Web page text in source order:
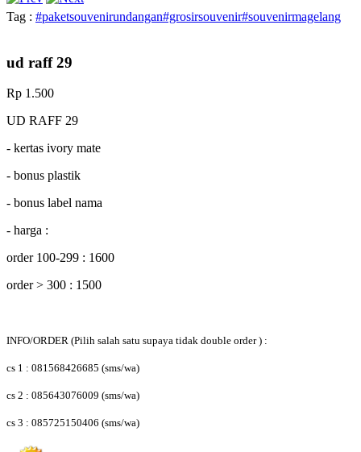
Tag : #paketsouvenirundangan#grosirsouvenir#souvenirmagelang
ud raff 29
Rp 1.500
UD RAFF 29
- kertas ivory mate
- bonus plastik
- bonus label nama
- harga :
order 100-299 : 1600
order > 300 : 1500
INFO/ORDER (Pilih salah satu supaya tidak double order ) :
cs 1 : 081568426685 (sms/wa)
cs 2 : 085643076009 (sms/wa)
cs 3 : 085725150406 (sms/wa)